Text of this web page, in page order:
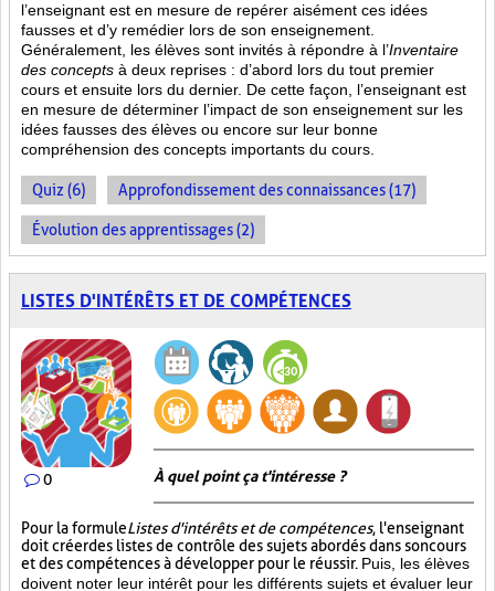
l’enseignant est en mesure de repérer aisément ces idées
fausses et d’y remédier lors de son enseignement.
Généralement, les élèves sont invités à répondre à l’Inventaire
des concepts à deux reprises : d’abord lors du tout premier
cours et ensuite lors du dernier. De cette façon, l’enseignant est
en mesure de déterminer l’impact de son enseignement sur les
idées fausses des élèves ou encore sur leur bonne
compréhension des concepts importants du cours.
Quiz (6) Approfondissement des connaissances (17)
Évolution des apprentissages (2)
LISTES D'INTÉRÊTS ET DE COMPÉTENCES
0 À quel point ça t'intéresse ?
Pour la formuleListes d'intérêts et de compétences, l'enseignant
doit créer des listes de contrôle des sujets abordés dans son cours
et des compétences à développer pour le réussir. Puis, les élèves
doivent noter leur intérêt pour les différents sujets et évaluer leur